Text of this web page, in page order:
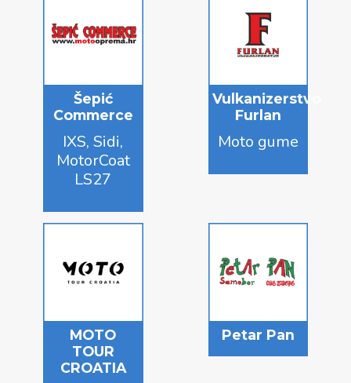
Šepić
Commerce
IXS, Sidi,
MotorCoat
LS27
Vulkanizerstvo
Furlan
Moto gume
MOTO
TOUR
CROATIA
Petar Pan